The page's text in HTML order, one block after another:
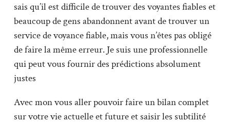
sais qu’il est difficile de trouver des voyantes fiables et
beaucoup de gens abandonnent avant de trouver un
service de voyance fiable, mais vous n’êtes pas obligé
de faire la même erreur. Je suis une professionnelle
qui peut vous fournir des prédictions absolument
justes
Avec mon vous aller pouvoir faire un bilan complet
sur votre vie actuelle et future et saisir les subtilité